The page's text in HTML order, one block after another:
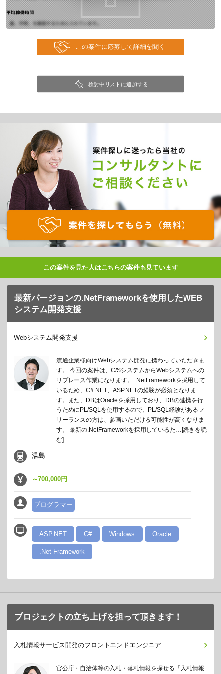
検討中リストに追加する
この案件を見た人はこちらの案件も見ています
最新バージョンの.NetFrameworkを使用したWEB
システム開発支援
Webシステム開発支援
流通企業様向けWebシステム開発に携わっていただきま
す。 今回の案件は、C/SシステムからWebシステムへの
リプレース作業になります。 .NetFrameworkを採用して
いるため、C#.NET、ASP.NETの経験が必須となりま
す。また、DBはOracleを採用しており、DBの連携を行
うためにPL/SQLを使用するので、PL/SQL経験があるフ
リーランスの方は、参画いただける可能性が高くなりま
す。 最新の.NetFrameworkを採用しているた… [続きを読
む]
湯島
～700,000円
プログラマー
ASP.NET C# Windows Oracle
.Net Framework
プロジェクトの立ち上げを担って頂きます！
入札情報サービス開発のフロントエンドエンジニア
官公庁・自治体等の入札・落札情報を探せる「入札情報